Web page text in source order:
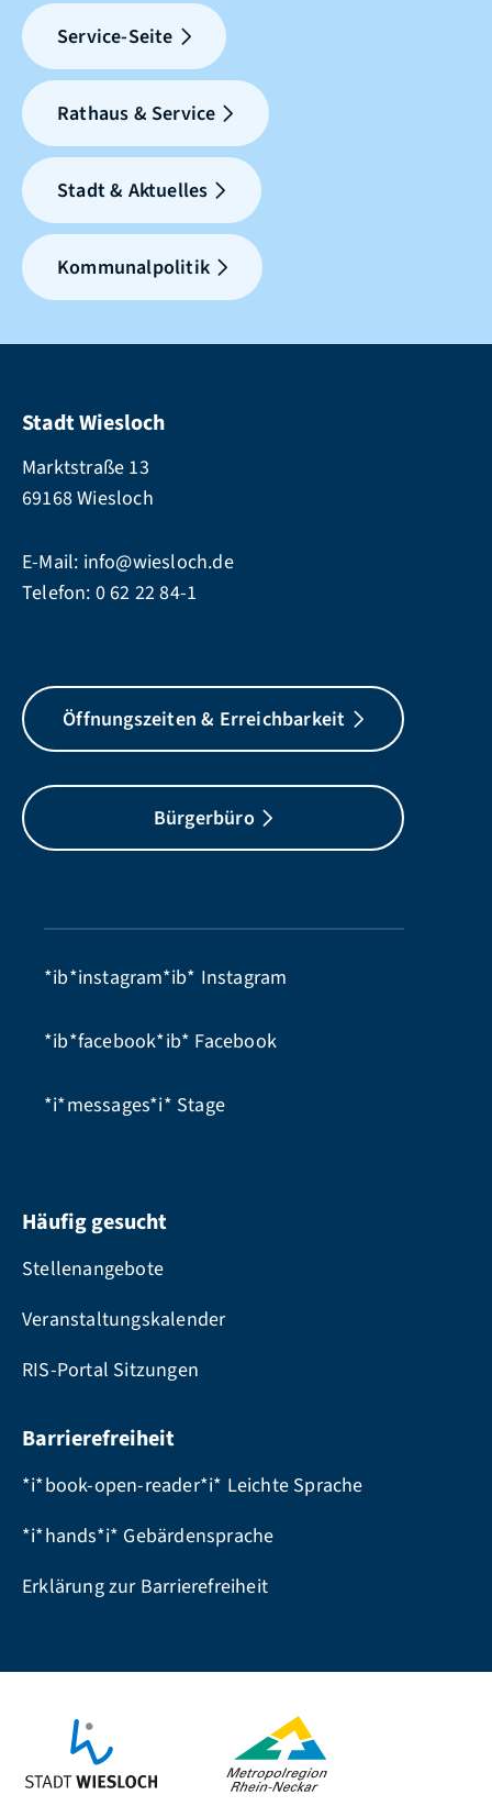
Service-Seite
Rathaus & Service
Stadt & Aktuelles
Kommunalpolitik
Stadt Wiesloch
Marktstraße 13
69168 Wiesloch
E-Mail: info@wiesloch.de
Telefon: 0 62 22 84-1
Öffnungszeiten & Erreichbarkeit
Bürgerbüro
*ib*instagram*ib* Instagram
*ib*facebook*ib* Facebook
*i*messages*i* Stage
Häufig gesucht
Stellenangebote
Veranstaltungskalender
RIS-Portal Sitzungen
Barrierefreiheit
*i*book-open-reader*i* Leichte Sprache
*i*hands*i* Gebärdensprache
Erklärung zur Barrierefreiheit